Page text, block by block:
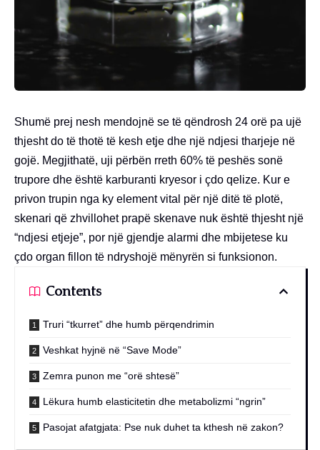
Shumë prej nesh mendojnë se të qëndrosh 24 orë pa ujë
thjesht do të thotë të kesh etje dhe një ndjesi tharjeje në
gojë. Megjithatë, uji përbën rreth 60% të peshës sonë
trupore dhe është karburanti kryesor i çdo qelize. Kur e
privon trupin nga ky element vital për një ditë të plotë,
skenari që zhvillohet prapë skenave nuk është thjesht një
“ndjesi etjeje”, por një gjendje alarmi dhe mbijetese ku
çdo organ fillon të ndryshojë mënyrën si funksionon.
Contents
Truri “tkurret” dhe humb përqendrimin
Veshkat hyjnë në “Save Mode”
Zemra punon me “orë shtesë”
Lëkura humb elasticitetin dhe metabolizmi “ngrin”
Pasojat afatgjata: Pse nuk duhet ta kthesh në zakon?